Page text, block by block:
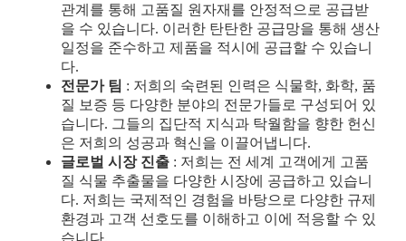
관계를 통해 고품질 원자재를 안정적으로 공급받
을 수 있습니다. 이러한 탄탄한 공급망을 통해 생산
일정을 준수하고 제품을 적시에 공급할 수 있습니
다.
전문가 팀 : 저희의 숙련된 인력은 식물학, 화학, 품
질 보증 등 다양한 분야의 전문가들로 구성되어 있
습니다. 그들의 집단적 지식과 탁월함을 향한 헌신
은 저희의 성공과 혁신을 이끌어냅니다.
글로벌 시장 진출: 저희는 전 세계 고객에게 고품
질 식물 추출물을 다양한 시장에 공급하고 있습니
다. 저희는 국제적인 경험을 바탕으로 다양한 규제
환경과 고객 선호도를 이해하고 이에 적응할 수 있
습니다.